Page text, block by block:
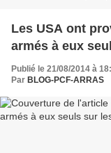
Les USA ont
armés à eux
Publié le 21/08/2014 à
Par BLOG-PCF-ARRAS